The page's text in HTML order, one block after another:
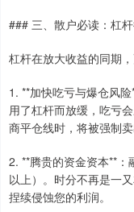
### 三、散户必读：杠
杠杆在放大收益的同期
1. **加快吃亏与爆仓风
用了杠杆而放缓，吃亏
商平仓线时，将被强制
2. **腾贵的资金资本**
以上）。时分不再是一
捏续侵蚀您的利润。